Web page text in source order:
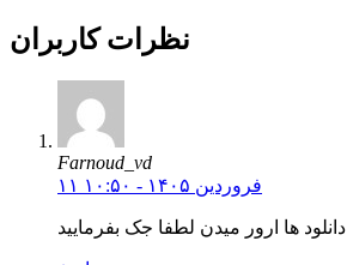
نظرات کاربران
Farnoud_vd
۱۱ فروردین ۱۴۰۵ - ۱۰:۵۰
ها ارور میدن لطفا جک بفرمایید